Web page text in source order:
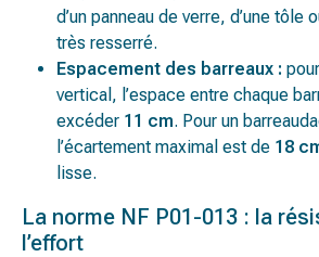
d’un panneau de verre, d’une tôle
très resserré.
Espacement des barreaux :
vertical, l’espace entre chaque
excéder 11 cm. Pour un
l’écartement maximal est de 18
lisse.
La norme NF P01-013 : la
l’effort